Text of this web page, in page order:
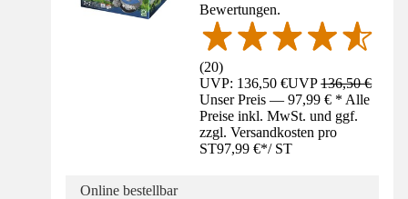
Bewertungen.
(20)
UVP: 136,50 €UVP136,50 €
Unser Preis — 97,99 € * Alle
Preise inkl. MwSt. und ggf.
zzgl. Versandkosten pro
ST97,99 €*/ ST
Online bestellbar